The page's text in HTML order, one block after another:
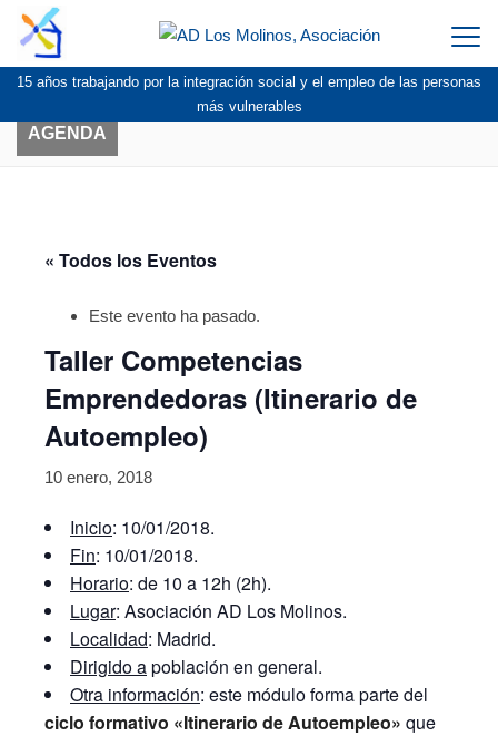
15 años trabajando por la integración social y el empleo de las personas
más vulnerables
AGENDA
« Todos los Eventos
Este evento ha pasado.
Taller Competencias
Emprendedoras (Itinerario de
Autoempleo)
10 enero, 2018
Inicio: 10/01/2018.
Fin: 10/01/2018.
Horario: de 10 a 12h (2h).
Lugar: Asociación AD Los Molinos.
Localidad: Madrid.
Dirigido apoblación en general.
Otra información: este módulo forma parte del
ciclo formativo «Itinerario de Autoempleo» que